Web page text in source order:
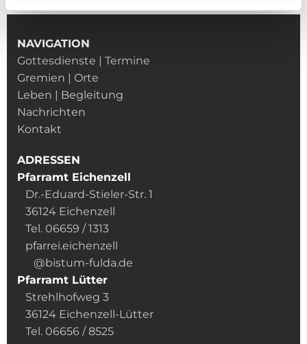
NAVIGATION
Gottesdienste | Termine
Gremien | Orte
Leben | Begleitung
Nachrichten
Kontakt
ADRESSEN
Pfarramt Eichenzell
Dr.-Eduard-Stieler-Str. 1
36124 Eichenzell
Tel. 06659 / 1313
pfarrei.eichenzell
@bistum-fulda.de
Pfarramt Lütter
Strehlhofweg 3
36124 Eichenzell-Lütter
Tel. 06656 / 8525